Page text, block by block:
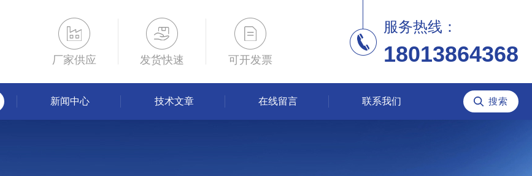
厂家供应 发货快速 可开发票
服务热线：
18013864368
新闻中心 技术文章 在线留言 联系我们